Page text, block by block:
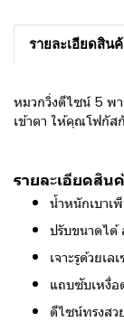
รายละเอียดสิน
หมวกวิ่งดีไซน์ 5 พ
เข้าตา ให้คุณโฟกัส
รายละเอียดสิน
น้ำหนักเบาเ
ปรับขนาดได้
เจาะรูด้วยเ
แถบซับเหงื่
ดีไซน์ทรงสว